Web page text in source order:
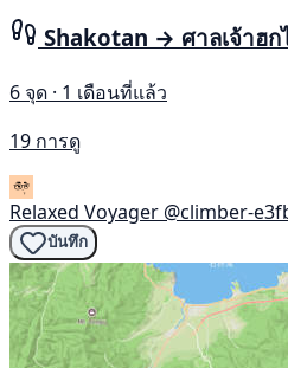
Shakotan → ศาลเจ้าฮก
6 จุด · 1 เดือนที่แล้ว
19 การดู
Relaxed Voyager @climber-
บันทึก